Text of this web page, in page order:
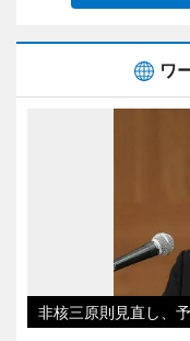
ワ
非核三原則見直し、